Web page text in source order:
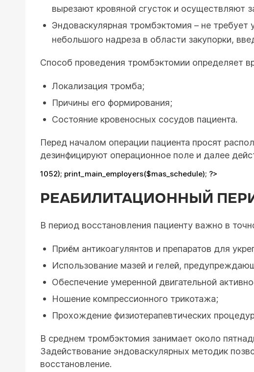
вырезают кровяной сгусток и осуществляют
Эндоваскулярная тромбэктомия – не
небольшого надреза в области закупорки,
Способ проведения тромбэктомии определяет
Локализация тромба;
Причины его формирования;
Состояние кровеносных сосудов пациента.
Перед началом операции пациента просят
дезинфицируют операционное поле и далее
1052); print_main_employers($mas_schedule); ?>
РЕАБИЛИТАЦИОННЫЙ
В период восстановления пациенту важно в
Приём антикоагулянтов и препаратов для
Использование мазей и гелей,
Обеспечение умеренной двигательной
Ношение компрессионного трикотажа;
Прохождение физиотерапевтических
В среднем тромбэктомия занимает около
Задействование эндоваскулярных методик
восстановление.